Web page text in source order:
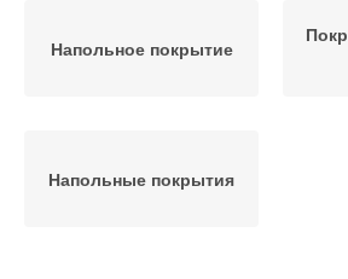
Напольное покрытие
Напольные покрытия